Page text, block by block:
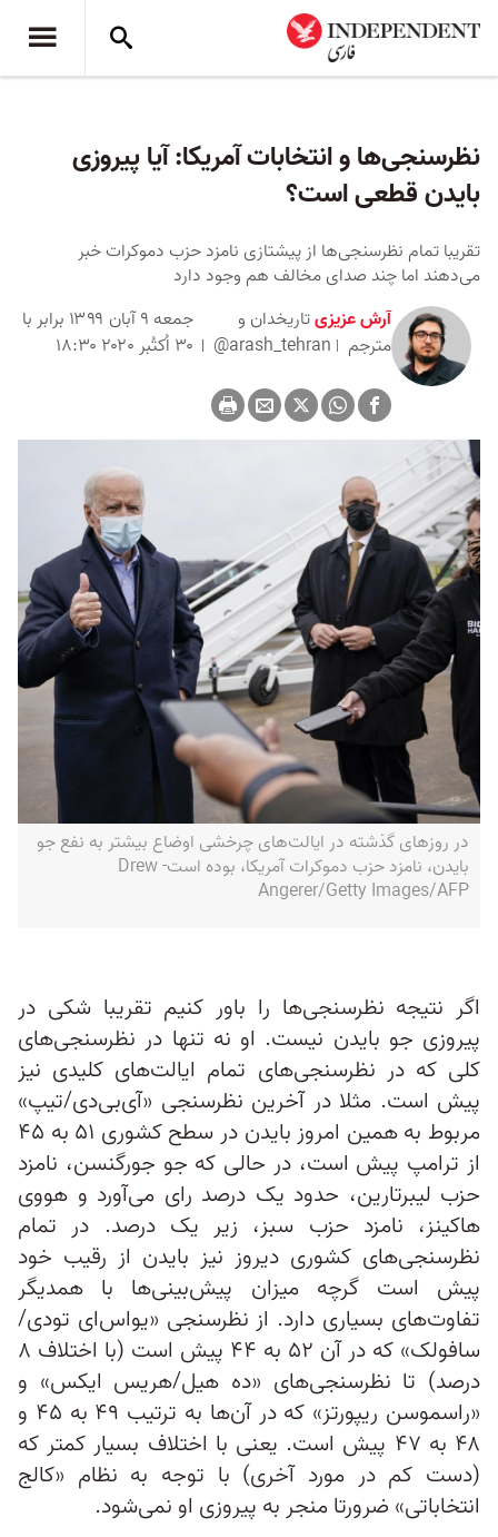
نظرسنجی‌ها و انتخابات آمریکا: آیا پیروزی
بایدن قطعی است؟
تقریبا تمام نظرسنجی‌ها از پیشتازی نامزد حزب دموکرات خبر
می‌دهند اما چند صدای مخالف هم وجود دارد
آرش عزیزیتاریخدان و
مترجم
@arash_tehran
جمعه ۹ آبان ۱۳۹۹ برابر با
۳۰ اُکتُبر ۲۰۲۰ ۱۸:۳۰
در روزهای گذشته در ایالت‌های چرخشی اوضاع بیشتر به نفع جو
بایدن، نامزد حزب دموکرات آمریکا، بوده است- Drew
Angerer/Getty Images/AFP
اگر نتیجه نظرسنجی‌ها را باور کنیم تقریبا شکی در
پیروزی جو بایدن نیست. او نه تنها در نظرسنجی‌های
کلی که در نظرسنجی‌های تمام ایالت‌های کلیدی نیز
پیش است. مثلا در آخرین نظرسنجی «آی‌بی‌دی/تیپ»
مربوط به همین امروز بایدن در سطح کشوری ۵۱ به ۴۵
از ترامپ پیش است، در حالی که جو جورگنسن، نامزد
حزب لیبرتارین، حدود یک درصد رای می‌آورد و هووی
هاکینز، نامزد حزب سبز، زیر یک درصد. در تمام
نظرسنجی‌های کشوری دیروز نیز بایدن از رقیب خود
پیش است گرچه میزان پیش‌بینی‌ها با همدیگر
تفاوت‌های بسیاری دارد. از نظرسنجی «یواس‌ای تودی/
سافولک» که در آن ۵۲ به ۴۴ پیش است (با اختلاف ۸
درصد) تا نظرسنجی‌های «ده هیل/هریس ایکس» و
«راسموسن ریپورتز» که در آن‌ها به ترتیب ۴۹ به ۴۵ و
۴۸ به ۴۷ پیش است. یعنی با اختلاف بسیار کمتر که
(دست کم در مورد آخری) با توجه به نظام «کالج
انتخاباتی» ضرورتا منجر به پیروزی او نمی‌شود.